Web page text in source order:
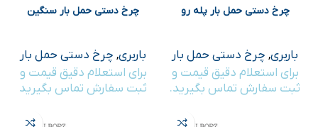
چرخ دستی حمل بار پله رو
باربری, چرخ دستی حمل بار
برای استعلام دقیق قیمت و
ثبت سفارش تماس بگیرید.
چرخ دستی حمل بار سنگین
باربری, چرخ دستی حمل بار
برای استعلام دقیق قیمت و
ثبت سفارش تماس بگیرید